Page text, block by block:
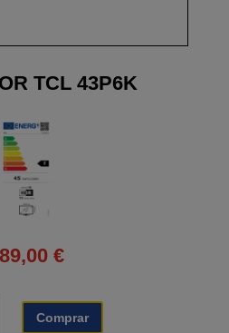
TCL 43P6K
€
Comprar